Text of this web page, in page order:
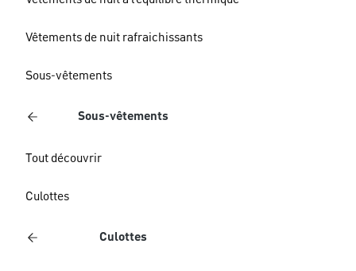
Vêtements de nuit rafraichissants
Sous-vêtements
Sous-vêtements
Tout découvrir
Culottes
Culottes